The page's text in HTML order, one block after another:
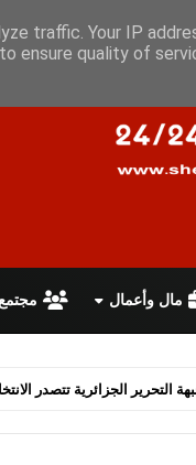
اتفاقية الاستخدام أعلن
مال وأعمال
يعلن استقالته من رئاسة
traffic. Your IP
ensure quality of